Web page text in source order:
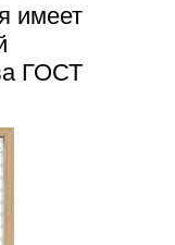
имеет
ГОСТ